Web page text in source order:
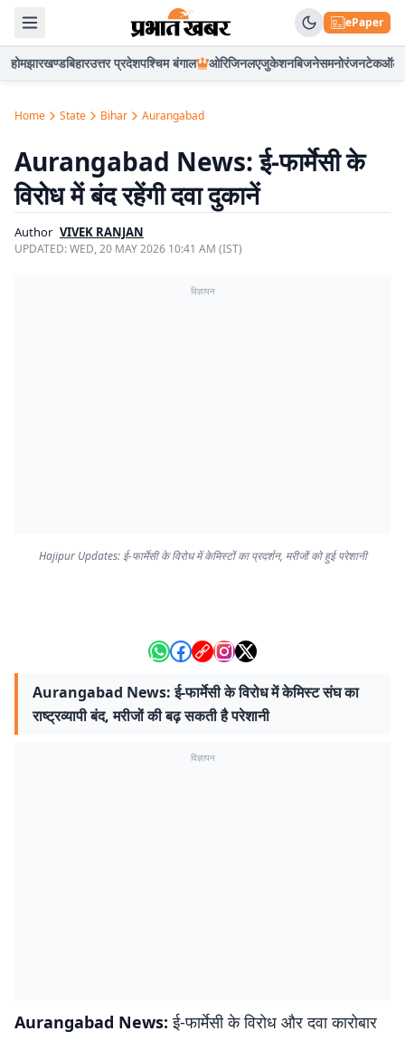
ePaper
होमझारखण्डबिहारउत्तर प्रदेशपश्चिम बंगाल ओरिजिनलएजुकेशनबिजनेसमनोरंजनटेकऑटो
Home State Bihar Aurangabad
Aurangabad News: ई-फार्मेसी के
विरोध में बंद रहेंगी दवा दुकानें
Author VIVEK RANJAN
UPDATED:WED, 20 MAY 2026 10:41 AM (IST)
विज्ञापन
Hajipur Updates: ई-फार्मेसी के विरोध में केमिस्टों का प्रदर्शन, मरीजों को हुई परेशानी
Aurangabad News: ई-फार्मेसी के विरोध में केमिस्ट संघ का
राष्ट्रव्यापी बंद, मरीजों की बढ़ सकती है परेशानी
विज्ञापन
Aurangabad News: ई-फार्मेसी के विरोध और दवा कारोबार